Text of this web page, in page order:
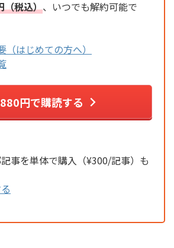
（税込）、いつでも解約可能で
（はじめての方へ）
円で購読する
事を単体で購入（¥300/記事）も